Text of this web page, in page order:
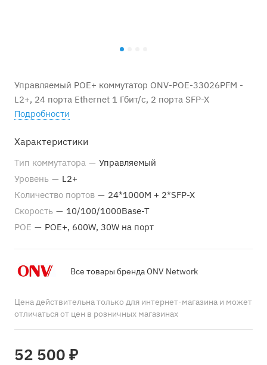
Управляемый POE+ коммутатор ONV-POE-33026PFM -
L2+, 24 порта Ethernet 1 Гбит/с, 2 порта SFP-X
Подробности
Характеристики
Тип коммутатора — Управляемый
Уровень — L2+
Количество портов — 24*1000M + 2*SFP-X
Скорость — 10/100/1000Base-T
POE — POE+, 600W, 30W на порт
Все товары бренда ONV Network
Цена действительна только для интернет-магазина и может
отличаться от цен в розничных магазинах
52 500 ₽